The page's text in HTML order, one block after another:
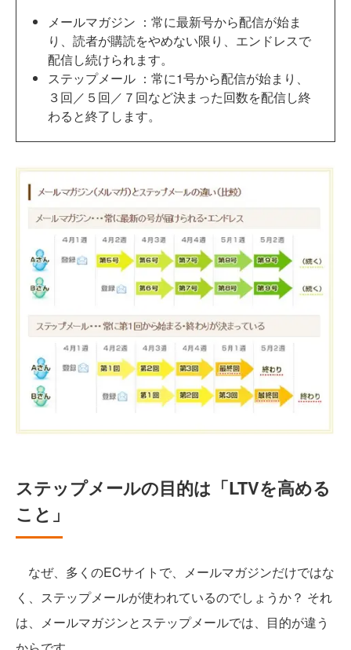
メールマガジン ：常に最新号から配信が始ま
り、読者が購読をやめない限り、エンドレスで
配信し続けられます。
ステップメール ：常に1号から配信が始まり、
３回／５回／７回など決まった回数を配信し終
わると終了します。
ステップメールの目的は「LTVを高める
こと」
なぜ、多くのECサイトで、メールマガジンだけではな
く、ステップメールが使われているのでしょうか？ それ
は、メールマガジンとステップメールでは、目的が違う